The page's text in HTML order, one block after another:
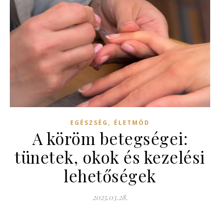
EGÉSZSÉG , ÉLETMÓD
A köröm betegségei:
tünetek, okok és kezelési
lehetőségek
2025.03.28.